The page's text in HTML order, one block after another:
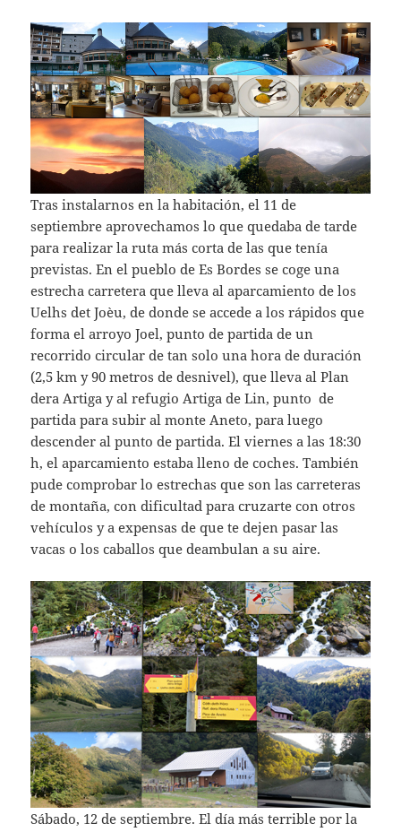
Tras instalarnos en la habitación, el 11 de
septiembre aprovechamos lo que quedaba de tarde
para realizar la ruta más corta de las que tenía
previstas. En el pueblo de Es Bordes se coge una
estrecha carretera que lleva al aparcamiento de los
Uelhs det Joèu, de donde se accede a los rápidos que
forma el arroyo Joel, punto de partida de un
recorrido circular de tan solo una hora de duración
(2,5 km y 90 metros de desnivel), que lleva al Plan
dera Artiga y al refugio Artiga de Lin, punto de
partida para subir al monte Aneto, para luego
descender al punto de partida. El viernes a las 18:30
h, el aparcamiento estaba lleno de coches. También
pude comprobar lo estrechas que son las carreteras
de montaña, con dificultad para cruzarte con otros
vehículos y a expensas de que te dejen pasar las
vacas o los caballos que deambulan a su aire.
Sábado, 12 de septiembre. El día más terrible por la